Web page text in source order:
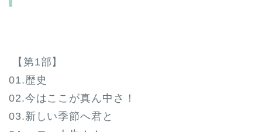
【第1部】
01.歴史
02.今はここが真ん中さ！
03.新しい季節へ君と